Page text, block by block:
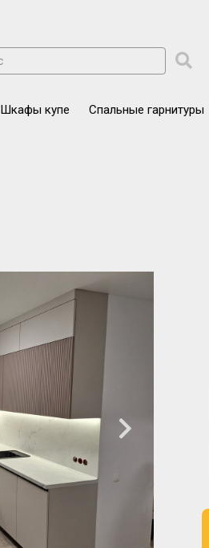
Шкафы купе Спальные гарнитуры